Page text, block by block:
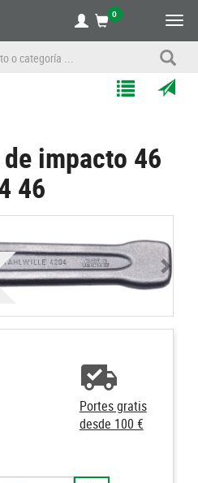
0
correo
a
Listas
impacto 46
46
Portes gratis
desde 100 €